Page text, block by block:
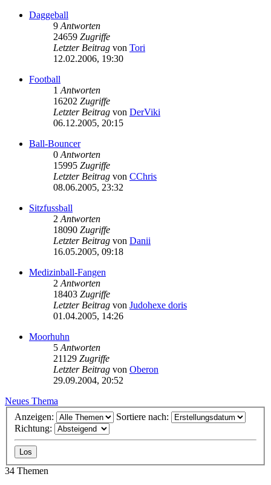
Daggeball
9 Antworten
24659 Zugriffe
Letzter Beitrag von Tori
12.02.2006, 19:30
Football
1 Antworten
16202 Zugriffe
Letzter Beitrag von DerViki
06.12.2005, 20:15
Ball-Bouncer
0 Antworten
15995 Zugriffe
Letzter Beitrag von CChris
08.06.2005, 23:32
Sitzfussball
2 Antworten
18090 Zugriffe
Letzter Beitrag von Danii
16.05.2005, 09:18
Medizinball-Fangen
2 Antworten
18403 Zugriffe
Letzter Beitrag von Judohexe doris
01.04.2005, 14:26
Moorhuhn
5 Antworten
21129 Zugriffe
Letzter Beitrag von Oberon
29.09.2004, 20:52
Neues Thema
Anzeigen:
Sortiere nach:
Richtung:
34 Themen